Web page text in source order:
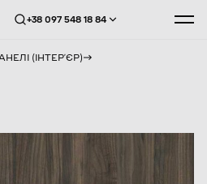
+38 097 548 18 84
(ІНТЕРʼЄР)